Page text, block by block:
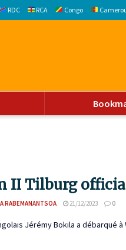
RDC RCA Congo
II Tilburg
RABEMANANTSOA 21/12/2023 0
Jérémy Bokila a débarqué à